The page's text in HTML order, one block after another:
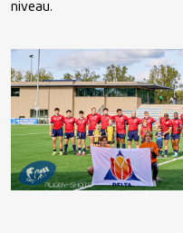
niveau.